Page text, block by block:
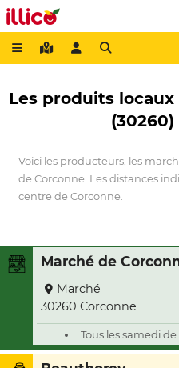
Les produits
(30260)
Voici les producteurs, les
de Corconne. Les distances
centre de Corconne.
Marché de
Marché
30260 Corconne
Tous les samedi de